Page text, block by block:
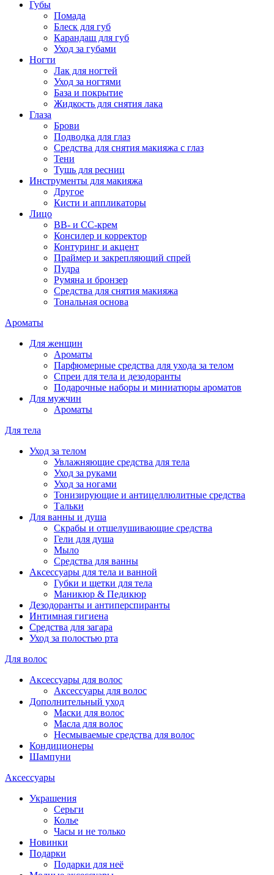
Губы
Помада
Блеск для губ
Карандаш для губ
Уход за губами
Ногти
Лак для ногтей
Уход за ногтями
База и покрытие
Жидкость для снятия лака
Глаза
Брови
Подводка для глаз
Средства для снятия макияжа с глаз
Тени
Тушь для ресниц
Инструменты для макияжа
Другое
Кисти и аппликаторы
Лицо
BB- и CC-крем
Консилер и корректор
Контуринг и акцент
Праймер и закрепляющий спрей
Пудра
Румяна и бронзер
Средства для снятия макияжа
Тональная основа
Ароматы
Для женщин
Ароматы
Парфюмерные средства для ухода за телом
Спреи для тела и дезодоранты
Подарочные наборы и миниатюры ароматов
Для мужчин
Ароматы
Для тела
Уход за телом
Увлажняющие средства для тела
Уход за руками
Уход за ногами
Тонизирующие и антицеллюлитные средства
Тальки
Для ванны и душа
Скрабы и отшелушивающие средства
Гели для душа
Мыло
Средства для ванны
Аксессуары для тела и ванной
Губки и щетки для тела
Маникюр & Педикюр
Дезодоранты и антиперспиранты
Интимная гигиена
Средства для загара
Уход за полостью рта
Для волос
Аксессуары для волос
Аксессуары для волос
Дополнительный уход
Маски для волос
Масла для волос
Несмываемые средства для волос
Кондиционеры
Шампуни
Аксессуары
Украшения
Серьги
Колье
Часы и не только
Новинки
Подарки
Подарки для неё